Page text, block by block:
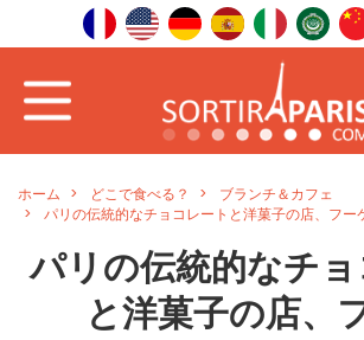
ホーム どこで食べる？
ブランチ＆カフェ
パリの伝統的なチョコレートと洋菓子の店、フー
パリの伝統的なチ
と洋菓子の店、